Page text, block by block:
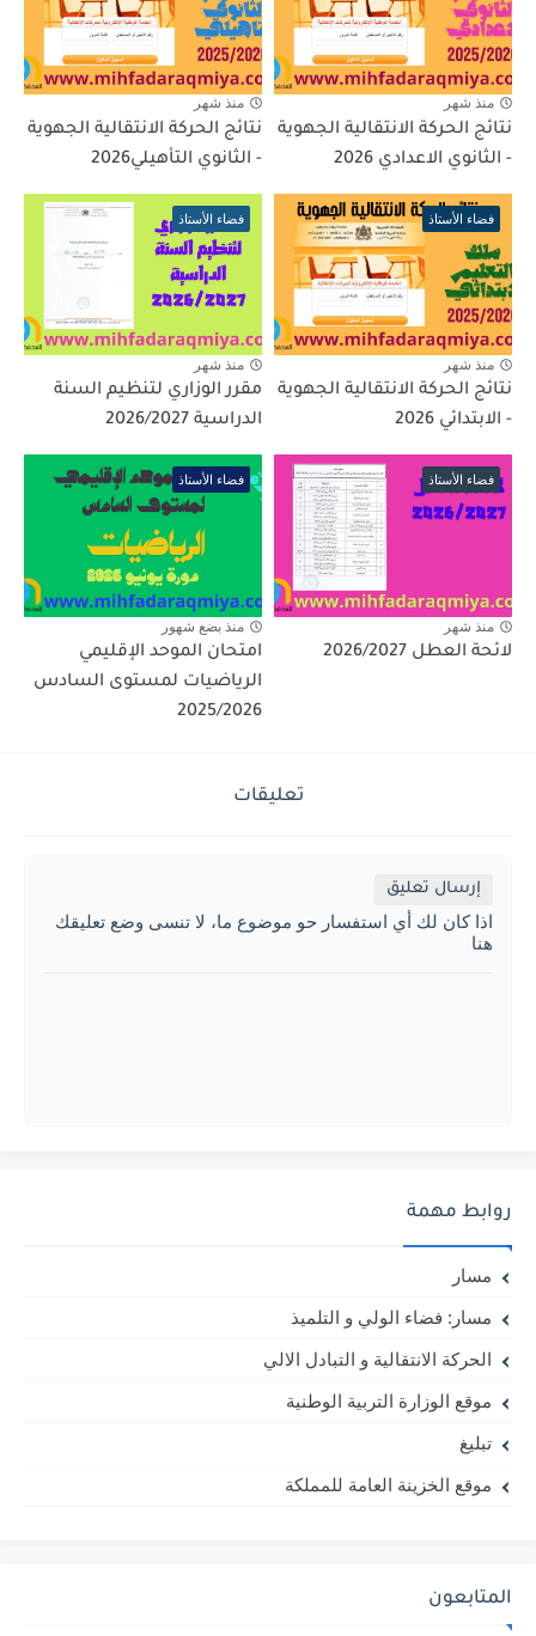
منذ شهر
نتائج الحركة الانتقالية الجهوية
- الثانوي الاعدادي 2026
منذ شهر
نتائج الحركة الانتقالية الجهوية
- الثانوي التأهيلي2026
فضاء الأستاذ
منذ شهر
نتائج الحركة الانتقالية الجهوية
- الابتدائي 2026
فضاء الأستاذ
منذ شهر
مقرر الوزاري لتنظيم السنة
الدراسية 2026/2027
فضاء الأستاذ
منذ شهر
لائحة العطل 2026/2027
فضاء الأستاذ
منذ بضع شهور
امتحان الموحد الإقليمي
الرياضيات لمستوى السادس
2025/2026
تعليقات
إرسال تعليق
اذا كان لك أي استفسار حو موضوع ما، لا تنسى وضع تعليقك
هنا
روابط مهمة
مسار
مسار: فضاء الولي و التلميذ
الحركة الانتقالية و التبادل الالي
موقع الوزارة التربية الوطنية
تبليغ
موقع الخزينة العامة للمملكة
المتابعون